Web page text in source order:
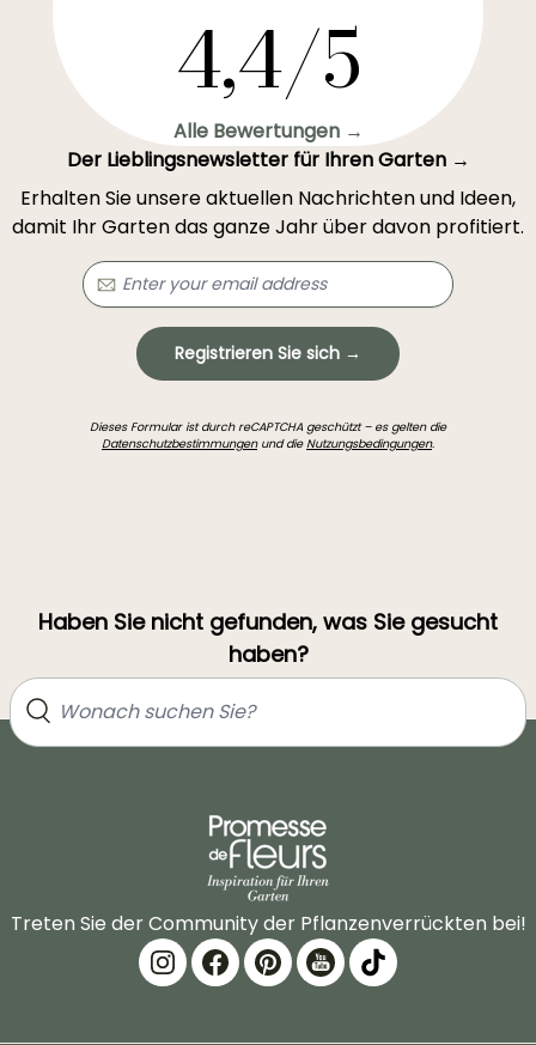
4,4/5
Alle Bewertungen →
Der Lieblingsnewsletter für Ihren Garten →
Erhalten Sie unsere aktuellen Nachrichten und Ideen,
damit Ihr Garten das ganze Jahr über davon profitiert.
Registrieren Sie sich →
Dieses Formular ist durch reCAPTCHA geschützt – es gelten die
Datenschutzbestimmungenund dieNutzungsbedingungen.
Haben Sie nicht gefunden, was Sie gesucht
haben?
Treten Sie der Community der Pflanzenverrückten bei!